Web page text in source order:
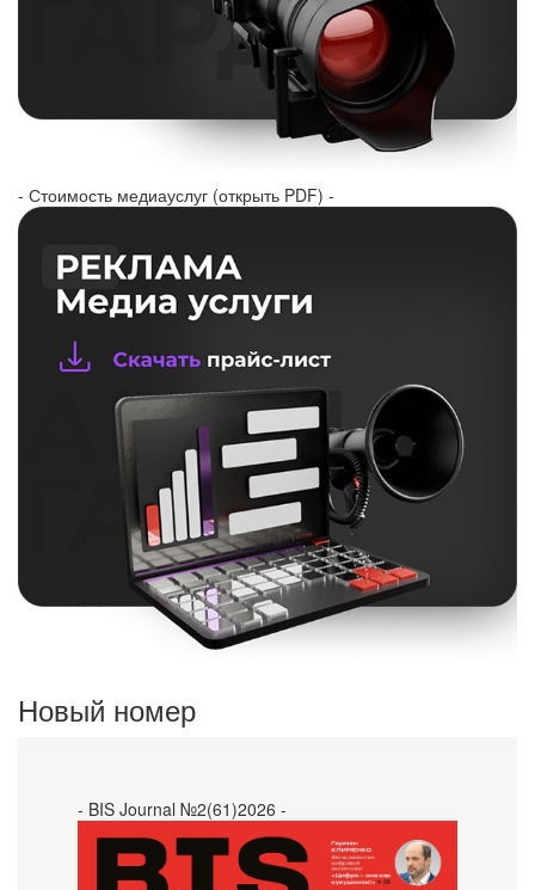
- Стоимость медиауслуг (открыть PDF) -
Новый номер
- BIS Journal №2(61)2026 -